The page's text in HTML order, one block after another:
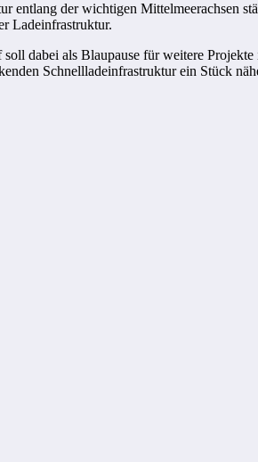
entlang der wichtigen Mittelmeerachsen
Ladeinfrastruktur.
dabei als Blaupause für weitere
Schnellladeinfrastruktur ein Stück